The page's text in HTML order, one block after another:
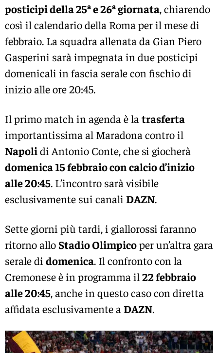
posticipi della 25ª e 26ª giornata, chiarendo
così il calendario della Roma per il mese di
febbraio. La squadra allenata da Gian Piero
Gasperini sarà impegnata in due posticipi
domenicali in fascia serale con fischio di
inizio alle ore 20:45.
Il primo match in agenda è la trasferta
importantissima al Maradona contro il
Napolidi Antonio Conte, che si giocherà
domenica 15 febbraio con calcio d’inizio
alle 20:45. L’incontro sarà visibile
esclusivamente sui canali DAZN.
Sette giorni più tardi, i giallorossi faranno
ritorno allo Stadio Olimpicoper un’altra gara
serale di domenica. Il confronto con la
Cremonese è in programma il 22 febbraio
alle 20:45, anche in questo caso con diretta
affidata esclusivamente a DAZN.